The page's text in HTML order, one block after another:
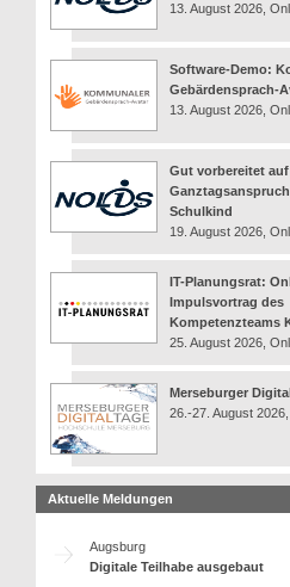
13. August 2026,
Software-Demo:
Gebärdensprach-
13. August 2026,
Gut vorbereitet auf
Schulkind
19. August 2026,
IT-Planungsrat:
Impulsvortrag des
Kompetenzteams
25. August 2026,
Merseburger
26.-27. August
Aktuelle Meldungen
Augsburg
Digitale Teilhabe ausgebaut